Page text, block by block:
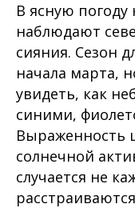
В ясную
наблюдают
сияния. Сезон
начала марта,
увидеть, как
синими,
Выраженность
солнечной
случается не